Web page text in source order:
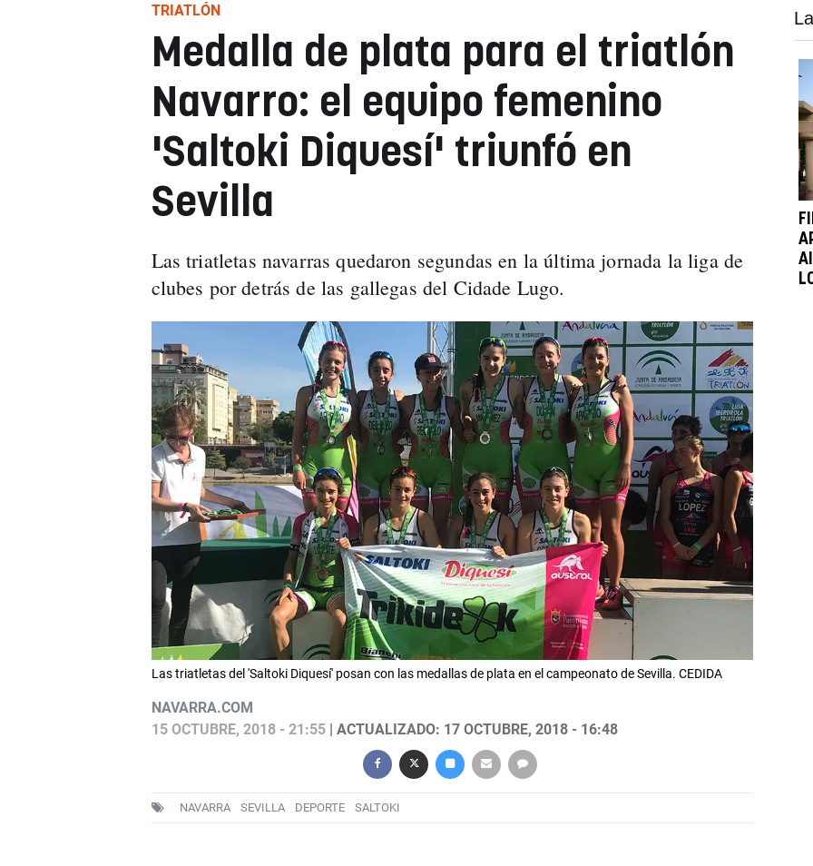
TRIATLÓN
Medalla de plata para el triatlón
Navarro: el equipo femenino
'Saltoki Diquesí' triunfó en
Sevilla
Las triatletas navarras quedaron segundas en la última jornada la liga de
clubes por detrás de las gallegas del Cidade Lugo.
Las triatletas del 'Saltoki Diquesí' posan con las medallas de plata en el campeonato de Sevilla. CEDIDA
NAVARRA.COM
15 OCTUBRE, 2018 - 21:55| ACTUALIZADO: 17 OCTUBRE, 2018 - 16:48
NAVARRA SEVILLA DEPORTE SALTOKI